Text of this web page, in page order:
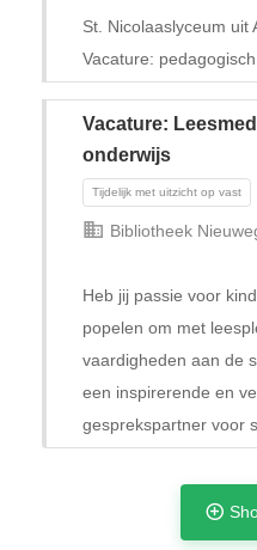
Tijdelijk
Tijdelijk met uitzicht
St. Nicolaaslyceum uit
Vacature:
Vacature:
onderwijs
Bibliotheek
Heb jij passie voor
popelen om met
vaardigheden aan de
een inspirerende en
gesprekspartner voor